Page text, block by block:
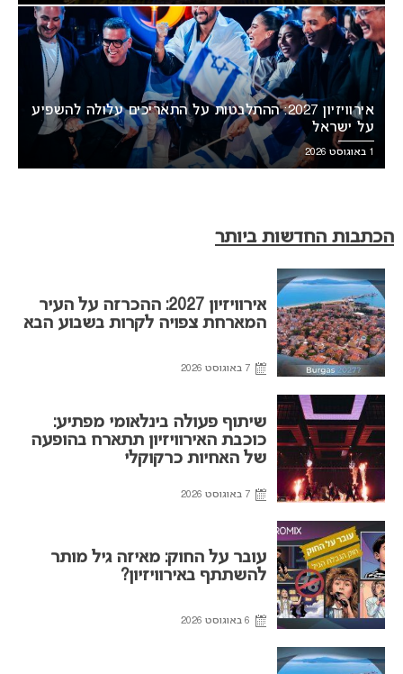
אירוויזיון 2027: ההתלבטות על התאריכים עלולה להשפיע
על ישראל
1 באוגוסט 2026
הכתבות החדשות ביותר
אירוויזיון 2027: ההכרזה על העיר
המארחת צפויה לקרות בשבוע הבא
7 באוגוסט 2026
שיתוף פעולה בינלאומי מפתיע:
כוכבת האירוויזיון תתארח בהופעה
של האחיות כרקוקלי
7 באוגוסט 2026
עובר על החוק: מאיזה גיל מותר
להשתתף באירוויזיון?
6 באוגוסט 2026